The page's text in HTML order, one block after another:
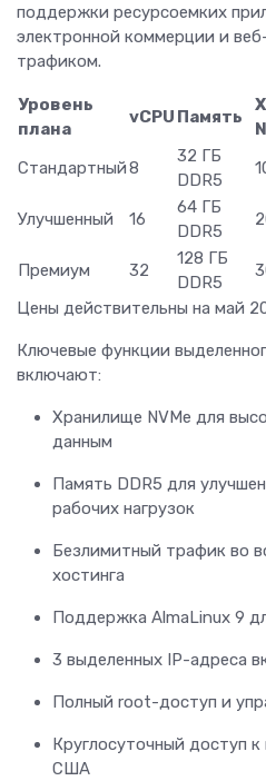
поддержки ресурсоемких
электронной коммерции и
трафиком.
Уровень
плана
vCPU Память
Стандартный8
32 ГБ
DDR5
Улучшенный 16
64 ГБ
DDR5
Премиум 32
128 ГБ
DDR5
Цены действительны на май
Ключевые функции
включают:
Хранилище NVMe для
данным
Память DDR5 для
рабочих нагрузок
Безлимитный трафик во
хостинга
Поддержка AlmaLinux 9
3 выделенных IP-адреса
Полный root-доступ и
Круглосуточный доступ
США